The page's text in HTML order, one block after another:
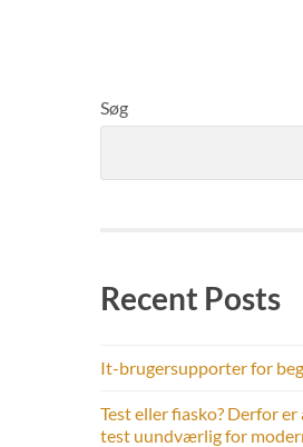
Søg
Recent Posts
It-brugersupporter for
Test eller fiasko? Derfor
test uundværlig for